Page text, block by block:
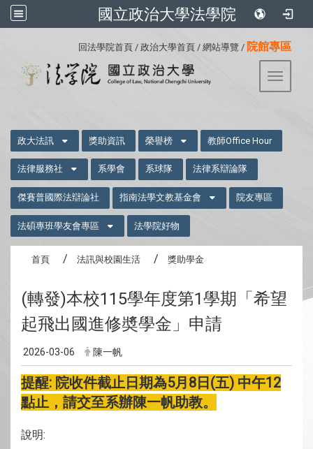
國立政治大學法學院
回法學院首頁 / 政治大學首頁 / 網站導覽 / 院館專區
Toggle
政大法訊 獎助資訊 榮譽榜 教師Office Hour
法律服務社 系學會 系球隊 法律系辯論隊
傑賽普國際法辯論社 指南法學文教基金會 院友專區
法碩專班學友會專區 法學院好物
首頁 法訊與校園生活 獎助學金
(轉發)本校115學年度第1學期「希望
起飛出國進修奬學金」申請
2026-03-06 陳一帆
提醒: 院收件截止日期為5月8日(五) 中午12
點止，請交至系辦陳一帆助教。
說明: